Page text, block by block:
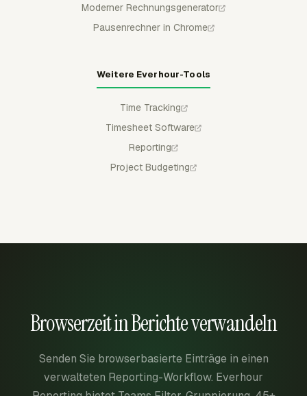
Moderner Rechnungsgenerator
Pausenrechner in Chrome
Weitere Everhour-Tools
Time Tracking
Timesheet Software
Reporting
Project Budgeting
Browserzeit in Berichte verwandeln
Senden Sie browserbasierte Einträge in einen
verwalteten Reporting-Workflow. Everhour